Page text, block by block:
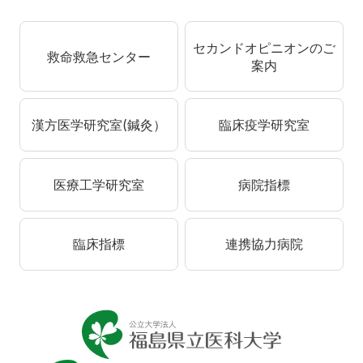
救命救急センター
セカンドオピニオンのご
案内
漢方医学研究室(鍼灸） 臨床疫学研究室
医療工学研究室 病院指標
臨床指標 連携協力病院